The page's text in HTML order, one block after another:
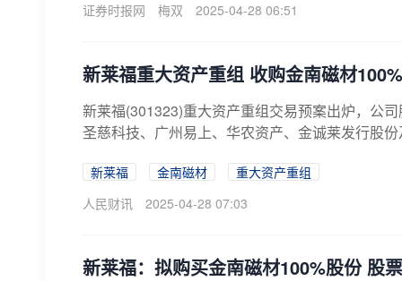
证券时报网
梅双 2025-04-28 06:51
新莱福重大资产重组 收购金南磁材
新莱福(301323)重大资产重组交易预案出炉，公
圣慈科技、广州易上、华农资产、金诚莱发行股
新莱福 金南磁材
重大资产重组
人民财讯
2025-04-28 07:03
新莱福：拟购买金南磁材100%股份 股